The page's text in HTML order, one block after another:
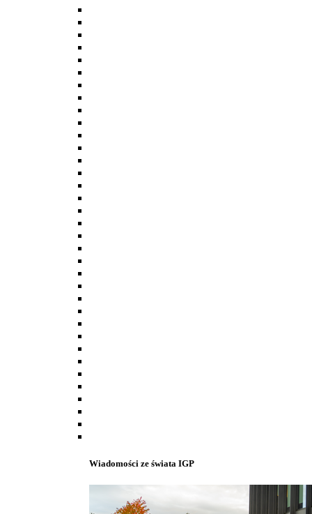
Wiadomości ze świata IGP